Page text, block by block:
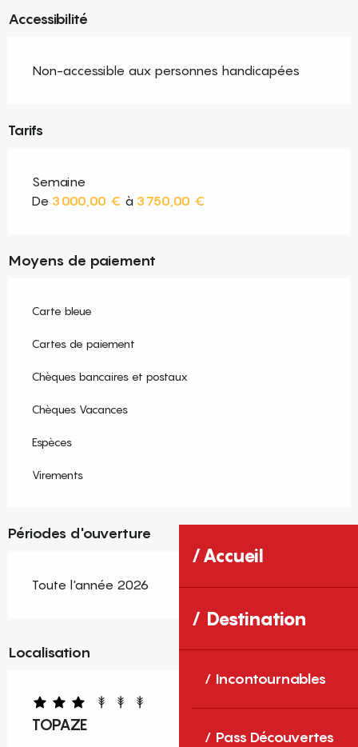
Accueil
Destination
Incontournables
Pass Découvertes
Accessibilité
Non-accessible aux personnes handicapées
Tarifs
Semaine
De 3 000,00 € à 3 750,00 €
Moyens de paiement
Carte bleue
Cartes de paiement
Chèques bancaires et postaux
Chèques Vacances
Espèces
Virements
Périodes d'ouverture
Toute l'année 2026
Localisation
TOPAZE